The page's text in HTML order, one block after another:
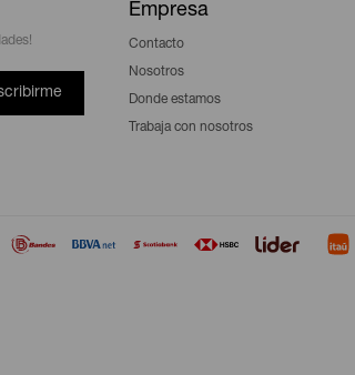
Empresa
Contacto
Nosotros
Donde estamos
Trabaja con nosotros